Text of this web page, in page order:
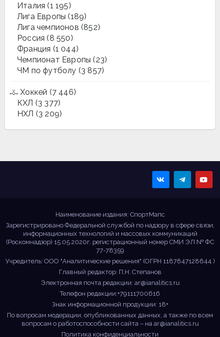
Италия (1 195)
Лига Европы (189)
Лига чемпионов (852)
Россия (8 550)
Франция (1 044)
Чемпионат Европы (23)
ЧМ по футболу (3 857)
Хоккей (7 446)
КХЛ (3 377)
НХЛ (3 209)
Наименование издания: СпортМапс
Зарегистрировано Федеральной службой по надзору в сфере связи,
информационных технологий и массовых коммуникаций
(Роскомнадзор) 15.05.2020г. регистрационный номер СМИ ЭЛ № ФС
77-78359
Учредитель: ООО "Аналитические решения" (ОГРН 1187847128644 )
Главный редактор: П.Н. Степанов
Электронная почта редакции: ar@ianalitics.ru
Телефон редакции:+79111700616
Знак информационной продукции: 18+
По вопросам модерации, опубликованных данных, а также по всем
вопросам о работоспособности сайта – на ar@ianalitics.ru
Политика конфиденциальности